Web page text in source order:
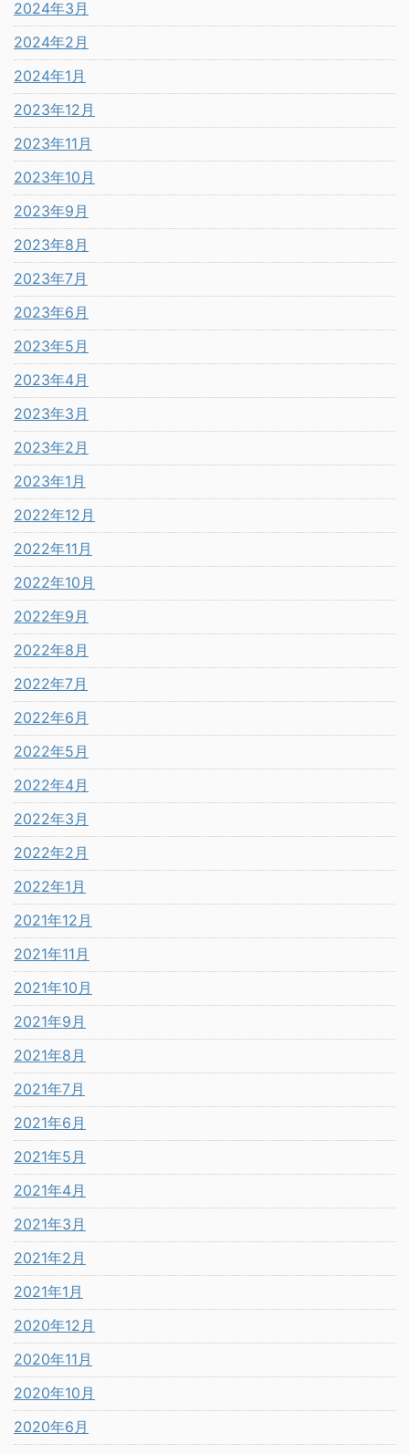
2024年3月
2024年2月
2024年1月
2023年12月
2023年11月
2023年10月
2023年9月
2023年8月
2023年7月
2023年6月
2023年5月
2023年4月
2023年3月
2023年2月
2023年1月
2022年12月
2022年11月
2022年10月
2022年9月
2022年8月
2022年7月
2022年6月
2022年5月
2022年4月
2022年3月
2022年2月
2022年1月
2021年12月
2021年11月
2021年10月
2021年9月
2021年8月
2021年7月
2021年6月
2021年5月
2021年4月
2021年3月
2021年2月
2021年1月
2020年12月
2020年11月
2020年10月
2020年6月